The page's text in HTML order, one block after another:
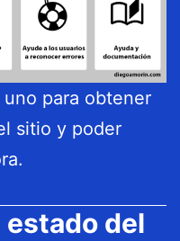
para obtener
sitio y poder
estado del